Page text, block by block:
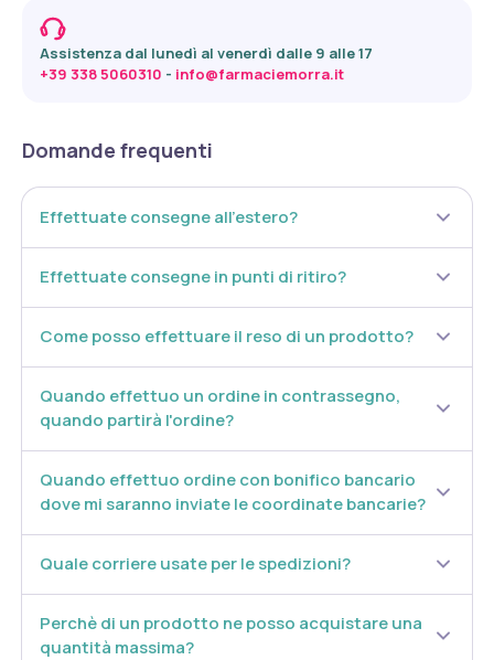
Assistenza dal lunedì al venerdì dalle 9 alle 17
+39 338 5060310 - info@farmaciemorra.it
Domande frequenti
Effettuate consegne all’estero?
Effettuate consegne in punti di ritiro?
Come posso effettuare il reso di un prodotto?
Quando effettuo un ordine in contrassegno,
quando partirà l'ordine?
Quando effettuo ordine con bonifico bancario
dove mi saranno inviate le coordinate bancarie?
Quale corriere usate per le spedizioni?
Perchè di un prodotto ne posso acquistare una
quantità massima?